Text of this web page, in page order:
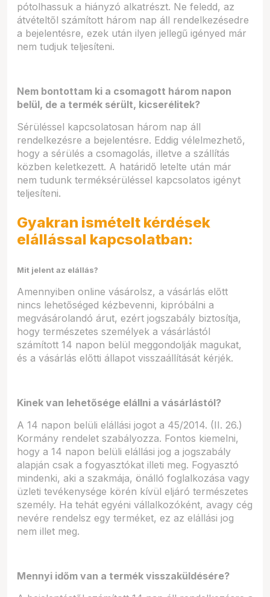
pótolhassuk a hiányzó alkatrészt. Ne feledd, az
átvételtől számított három nap áll rendelkezésedre
a bejelentésre, ezek után ilyen jellegű igényed már
nem tudjuk teljesíteni.
Nem bontottam ki a csomagott három napon
belül, de a termék sérült, kicserélitek?
Sérüléssel kapcsolatosan három nap áll
rendelkezésre a bejelentésre. Eddig vélelmezhető,
hogy a sérülés a csomagolás, illetve a szállítás
közben keletkezett. A határidő letelte után már
nem tudunk terméksérüléssel kapcsolatos igényt
teljesíteni.
Gyakran ismételt kérdések
elállással kapcsolatban:
Mit jelent az elállás?
Amennyiben online vásárolsz, a vásárlás előtt
nincs lehetőséged kézbevenni, kipróbálni a
megvásárolandó árut, ezért jogszabály biztosítja,
hogy természetes személyek a vásárlástól
számított 14 napon belül meggondolják magukat,
és a vásárlás előtti állapot visszaállítását kérjék.
Kinek van lehetősége elállni a vásárlástól?
A 14 napon belüli elállási jogot a 45/2014. (II. 26.)
Kormány rendelet szabályozza. Fontos kiemelni,
hogy a 14 napon belüli elállási jog a jogszabály
alapján csak a fogyasztókat illeti meg. Fogyasztó
mindenki, aki a szakmája, önálló foglalkozása vagy
üzleti tevékenysége körén kívül eljáró természetes
személy. Ha tehát egyéni vállalkozóként, avagy cég
nevére rendelsz egy terméket, ez az elállási jog
nem illet meg.
Mennyi időm van a termék visszaküldésére?